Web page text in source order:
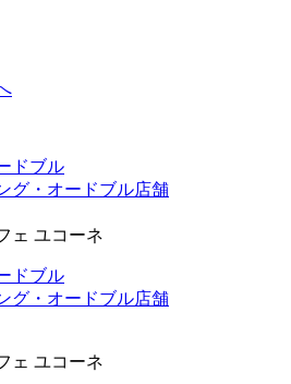
ドブル
グ・オードブル店舗
ェ ユコーネ
ドブル
グ・オードブル店舗
ェ ユコーネ